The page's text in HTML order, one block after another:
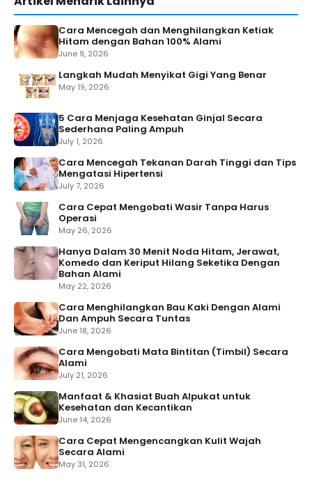
Cara Mencegah dan Menghilangkan Ketiak
Hitam dengan Bahan 100% Alami
June 9, 2026
Langkah Mudah Menyikat Gigi Yang Benar
May 19, 2026
5 Cara Menjaga Kesehatan Ginjal Secara
Sederhana Paling Ampuh
July 1, 2026
Cara Mencegah Tekanan Darah Tinggi dan Tips
Mengatasi Hipertensi
July 7, 2026
Cara Cepat Mengobati Wasir Tanpa Harus
Operasi
May 26, 2026
Hanya Dalam 30 Menit Noda Hitam, Jerawat,
Komedo dan Keriput Hilang Seketika Dengan
Bahan Alami
May 22, 2026
Cara Menghilangkan Bau Kaki Dengan Alami
Dan Ampuh Secara Tuntas
June 18, 2026
Cara Mengobati Mata Bintitan (Timbil) Secara
Alami
July 21, 2026
Manfaat & Khasiat Buah Alpukat untuk
Kesehatan dan Kecantikan
June 14, 2026
Cara Cepat Mengencangkan Kulit Wajah
Secara Alami
May 31, 2026